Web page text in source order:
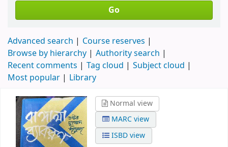
Go
Advanced search
Course reserves
Browse by hierarchy
Authority search
Recent comments
Tag cloud
Subject cloud
Most popular
Library
Normal view
MARC view
ISBD view